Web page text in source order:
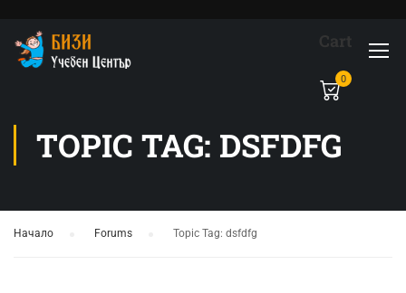
Cart
0
TOPIC TAG: DSFDFG
Начало Forums Topic Tag: dsfdfg